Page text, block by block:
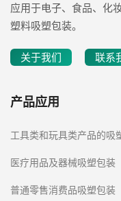
应用于电子、食品、化
塑料吸塑包装。
关于我们 联系
产品应用
工具类和玩具类产品的吸
医疗用品及器械吸塑包装
普通零售消费品吸塑包装